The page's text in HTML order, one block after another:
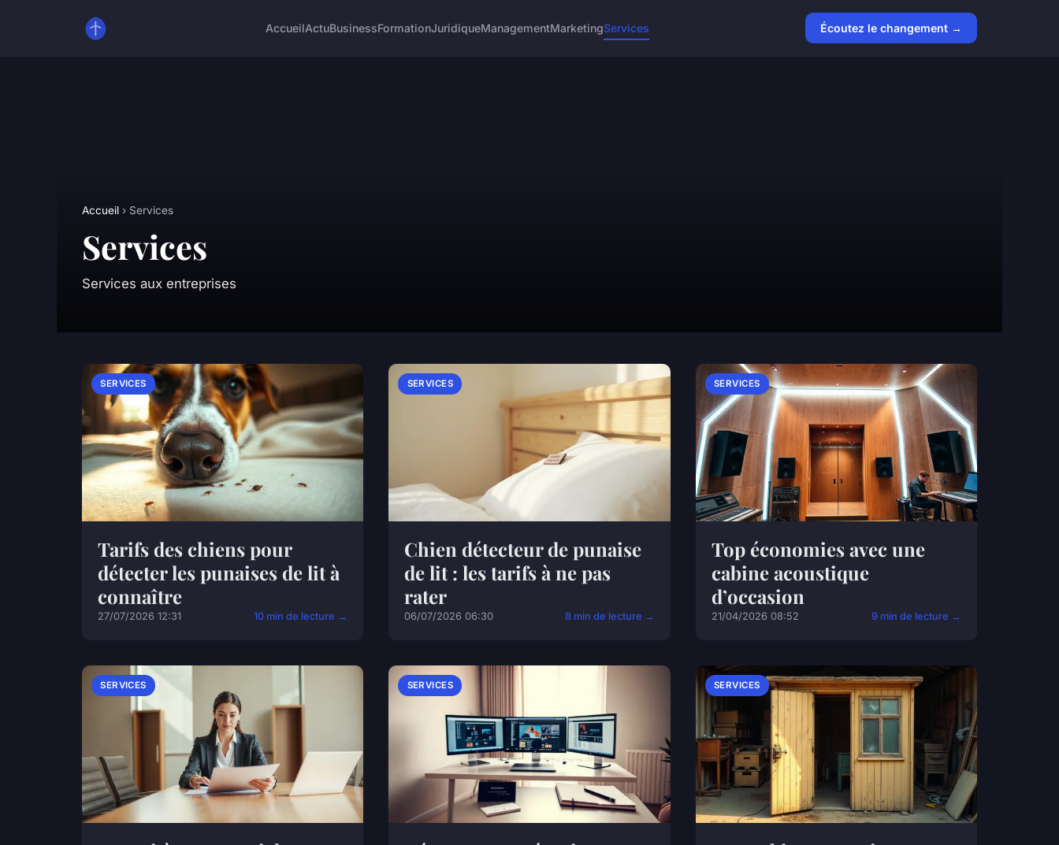
AccueilActuBusinessFormationJuridiqueManagementMarketingServices Écoutez le changement →
Accueil › Services
Services
Services aux entreprises
SERVICES
Tarifs des chiens pour
détecter les punaises de lit à
connaître
27/07/2026 12:31 10 min de lecture →
SERVICES
Chien détecteur de punaise
de lit : les tarifs à ne pas
rater
06/07/2026 06:30 8 min de lecture →
SERVICES
Top économies avec une
cabine acoustique
d’occasion
21/04/2026 08:52 9 min de lecture →
SERVICES SERVICES SERVICES